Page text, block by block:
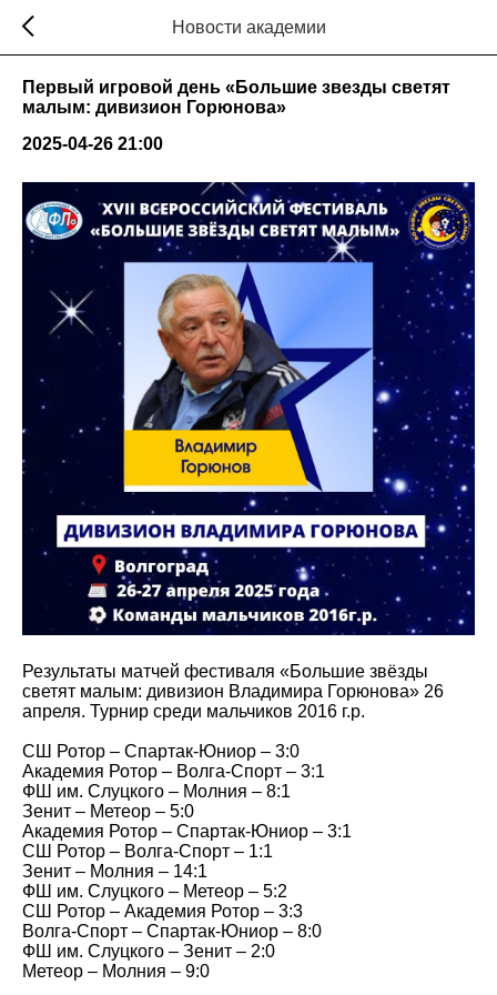
Новости академии
Первый игровой день «Большие звезды светят
малым: дивизион Горюнова»
2025-04-26 21:00
Результаты матчей фестиваля «Большие звёзды
светят малым: дивизион Владимира Горюнова» 26
апреля. Турнир среди мальчиков 2016 г.р.
СШ Ротор – Спартак-Юниор – 3:0
Академия Ротор – Волга-Спорт – 3:1
ФШ им. Слуцкого – Молния – 8:1
Зенит – Метеор – 5:0
Академия Ротор – Спартак-Юниор – 3:1
СШ Ротор – Волга-Спорт – 1:1
Зенит – Молния – 14:1
ФШ им. Слуцкого – Метеор – 5:2
СШ Ротор – Академия Ротор – 3:3
Волга-Спорт – Спартак-Юниор – 8:0
ФШ им. Слуцкого – Зенит – 2:0
Метеор – Молния – 9:0